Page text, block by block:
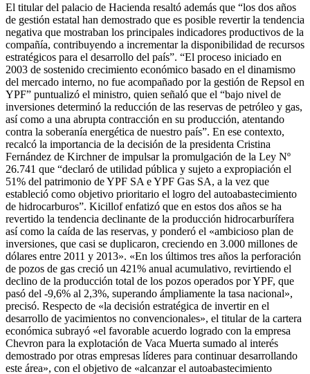
El titular del palacio de Hacienda resaltó además que “los dos años
de gestión estatal han demostrado que es posible revertir la tendencia
negativa que mostraban los principales indicadores productivos de la
compañía, contribuyendo a incrementar la disponibilidad de recursos
estratégicos para el desarrollo del país”. “El proceso iniciado en
2003 de sostenido crecimiento económico basado en el dinamismo
del mercado interno, no fue acompañado por la gestión de Repsol en
YPF” puntualizó el ministro, quien señaló que el “bajo nivel de
inversiones determinó la reducción de las reservas de petróleo y gas,
así como a una abrupta contracción en su producción, atentando
contra la soberanía energética de nuestro país”. En ese contexto,
recalcó la importancia de la decisión de la presidenta Cristina
Fernández de Kirchner de impulsar la promulgación de la Ley Nº
26.741 que “declaró de utilidad pública y sujeto a expropiación el
51% del patrimonio de YPF SA e YPF Gas SA, a la vez que
estableció como objetivo prioritario el logro del autoabastecimiento
de hidrocarburos”. Kicillof enfatizó que en estos dos años se ha
revertido la tendencia declinante de la producción hidrocarburífera
así como la caída de las reservas, y ponderó el «ambicioso plan de
inversiones, que casi se duplicaron, creciendo en 3.000 millones de
dólares entre 2011 y 2013». «En los últimos tres años la perforación
de pozos de gas creció un 421% anual acumulativo, revirtiendo el
declino de la producción total de los pozos operados por YPF, que
pasó del -9,6% al 2,3%, superando ámpliamente la tasa nacional»,
precisó. Respecto de «la decisión estratégica de invertir en el
desarrollo de yacimientos no convencionales», el titular de la cartera
económica subrayó «el favorable acuerdo logrado con la empresa
Chevron para la explotación de Vaca Muerta sumado al interés
demostrado por otras empresas líderes para continuar desarrollando
este área», con el objetivo de «alcanzar el autoabastecimiento